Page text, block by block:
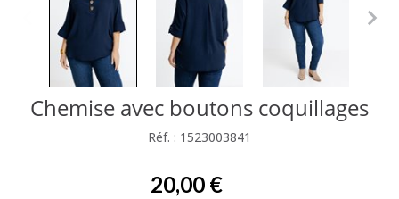
Chemise avec boutons coquillages
Réf. : 1523003841
20,00 €